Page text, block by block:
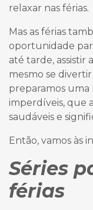
relaxar nas férias.
Mas as férias
oportunidade
até tarde, assistir
mesmo se
preparamos uma
imperdíveis, que
saudáveis e
Então, vamos às
Séries
férias